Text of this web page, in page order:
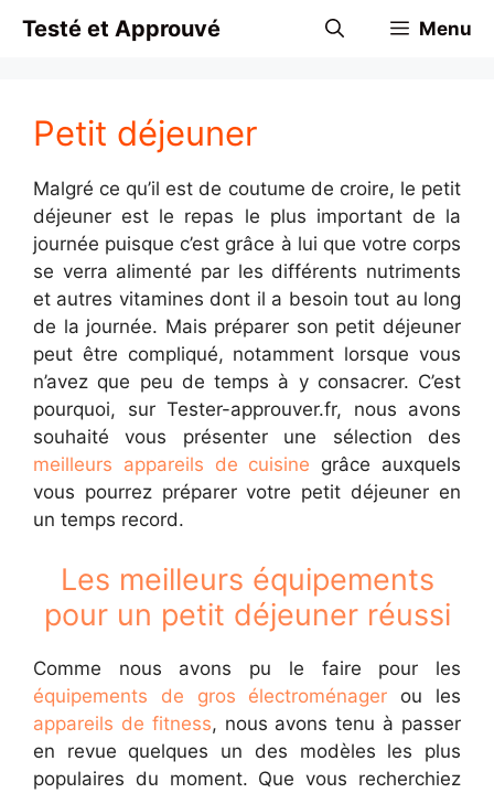
Testé et Approuvé Menu
Petit déjeuner
Malgré ce qu’il est de coutume de croire, le petit
déjeuner est le repas le plus important de la
journée puisque c’est grâce à lui que votre corps
se verra alimenté par les différents nutriments
et autres vitamines dont il a besoin tout au long
de la journée. Mais préparer son petit déjeuner
peut être compliqué, notamment lorsque vous
n’avez que peu de temps à y consacrer. C’est
pourquoi, sur Tester-approuver.fr, nous avons
souhaité vous présenter une sélection des
meilleurs appareils de cuisine grâce auxquels
vous pourrez préparer votre petit déjeuner en
un temps record.
Les meilleurs équipements
pour un petit déjeuner réussi
Comme nous avons pu le faire pour les
équipements de gros électroménager ou les
appareils de fitness, nous avons tenu à passer
en revue quelques un des modèles les plus
populaires du moment. Que vous recherchiez